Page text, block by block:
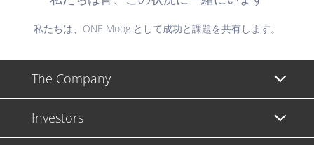
私たちは、ONE Moog として成功と課題を共有します。
The Company
Investors